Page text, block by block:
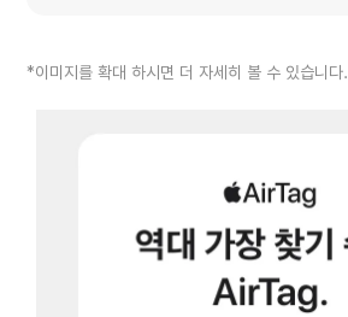
*이미지를 확대 하시면 더 자세히 볼 수 있습니다.